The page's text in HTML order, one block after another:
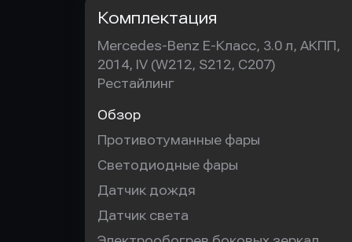
Комплектация
Mercedes-Benz E-Класс, 3.0 л, АКПП,
2014, IV (W212, S212, C207)
Рестайлинг
Обзор
Противотуманные фары
Светодиодные фары
Датчик дождя
Датчик света